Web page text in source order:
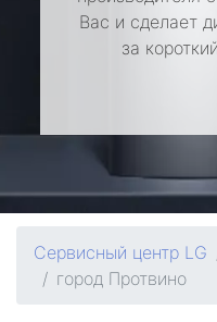
Вас и сделает
за
Сервисный центр LG
город Протвино